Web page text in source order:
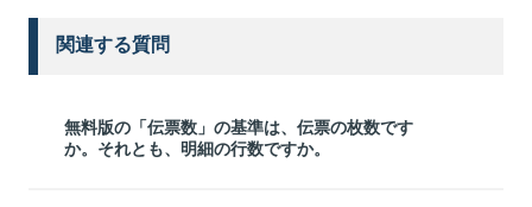
関連する質問
無料版の「伝票数」の基準は、伝票の枚数です
か。それとも、明細の行数ですか。